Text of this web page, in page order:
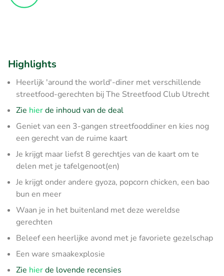
Highlights
Heerlijk 'around the world'-diner met verschillende
streetfood-gerechten bij The Streetfood Club Utrecht
Zie hierde inhoud van de deal
Geniet van een 3-gangen streetfooddiner en kies nog
een gerecht van de ruime kaart
Je krijgt maar liefst 8 gerechtjes van de kaart om te
delen met je tafelgenoot(en)
Je krijgt onder andere gyoza, popcorn chicken, een bao
bun en meer
Waan je in het buitenland met deze wereldse
gerechten
Beleef een heerlijke avond met je favoriete gezelschap
Een ware smaakexplosie
Zie hierde lovende recensies